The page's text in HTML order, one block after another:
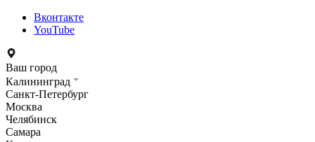
Вконтакте
YouTube
Ваш город
Калининград
Санкт-Петербург
Москва
Челябинск
Самара